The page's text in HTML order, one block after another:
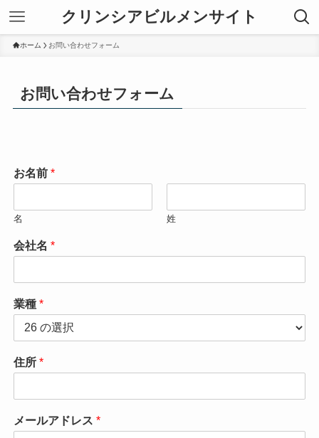
クリンシアビルメンサイト
ホーム お問い合わせフォーム
お問い合わせフォーム
お名前 *
名 姓
会社名 *
業種 *
住所 *
メールアドレス *